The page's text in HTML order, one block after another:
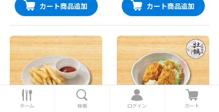
カート商品追加 カート商品追加
ホ
ー
ホーム 索
検索
ロ
グ
ログイン
カ
ー
カート